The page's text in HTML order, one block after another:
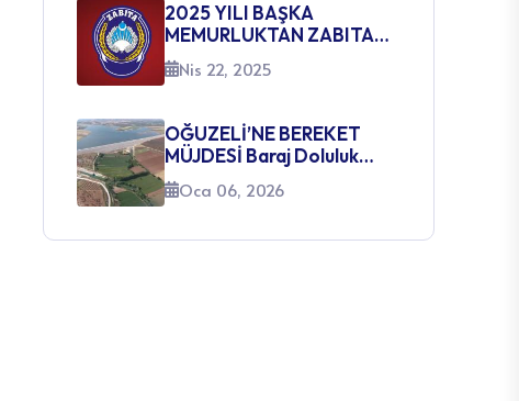
2025 YILI BAŞKA
MEMURLUKTAN ZABITA
MEMURLUĞUNA GEÇİŞ
SINAVI AÇILACAK
DUYURU
Nis 22, 2025
OĞUZELİ’NE BEREKET
MÜJDESİ Baraj Doluluk
Oranları Yüzleri Güldürüyor
Oca 06, 2026